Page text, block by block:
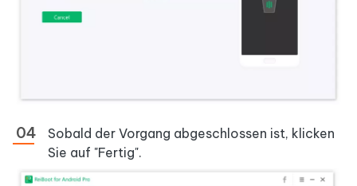
Sobald der Vorgang abgeschlossen ist, klicken
Sie auf "Fertig".